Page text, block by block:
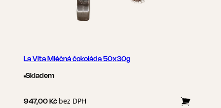
La Vita Mléčná čokoláda 50x30g
Skladem
947,00 Kč bez DPH